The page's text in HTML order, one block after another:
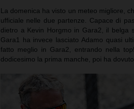
La domenica ha visto un meteo migliore,
ufficiale nelle due partenze. Capace di
dietro a Kevin Horgmo in Gara2, il belga
Gara1 ha invece lasciato Adamo quasi
fatto meglio in Gara2, entrando nella
dodicesimo la prima manche, poi ha